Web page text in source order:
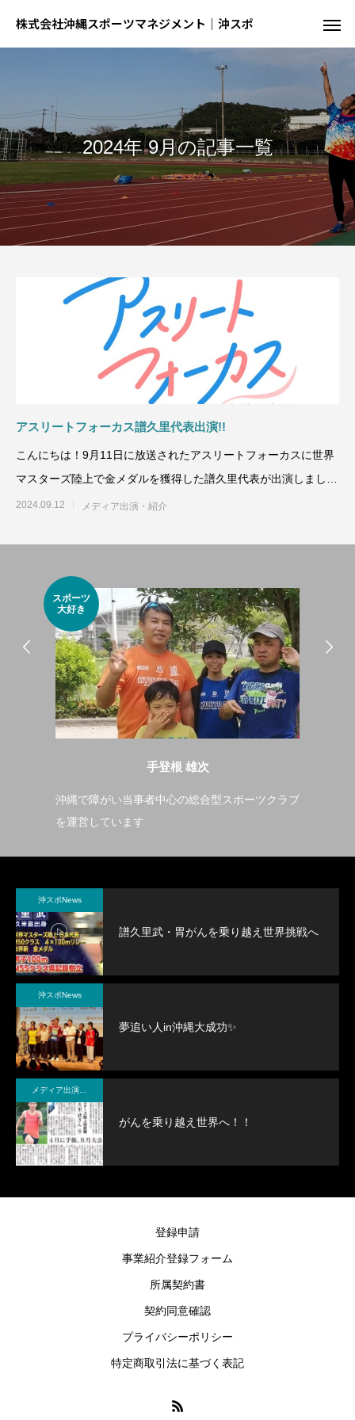
株式会社沖縄スポーツマネジメント｜沖スポ
結果が出るとは限らない、でも才能が全て
球を操る技を磨く、制約の中での駆
を楽しむ
2024年 9月の記事一覧
アスリートフォーカス譜久里代表出演!!
こんにちは！9月11日に放送されたアスリートフォーカスに世界
マスターズ陸上で金メダルを獲得した譜久里代表が出演しました
&#x2728
2024.09.12 メディア出演・紹介
障がい当事者中心の総合型スポーツクラブ
しています
日本一足
の速いク
ォーター
４０代で１００ｍ
沖スポNews
譜久里武・胃がんを乗り越え世界挑戦へ
沖スポNews
夢追い人in沖縄大成功✨
がんを乗り越え世界へ！！
登録申請
事業紹介登録フォーム
所属契約書
契約同意確認
プライバシーポリシー
特定商取引法に基づく表記